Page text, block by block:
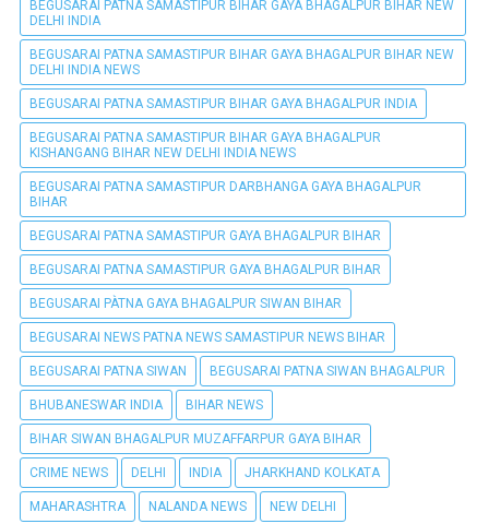
BEGUSARAI PATNA SAMASTIPUR BIHAR GAYA BHAGALPUR BIHAR NEW
DELHI INDIA
BEGUSARAI PATNA SAMASTIPUR BIHAR GAYA BHAGALPUR BIHAR NEW
DELHI INDIA NEWS
BEGUSARAI PATNA SAMASTIPUR BIHAR GAYA BHAGALPUR INDIA
BEGUSARAI PATNA SAMASTIPUR BIHAR GAYA BHAGALPUR
KISHANGANG BIHAR NEW DELHI INDIA NEWS
BEGUSARAI PATNA SAMASTIPUR DARBHANGA GAYA BHAGALPUR
BIHAR
BEGUSARAI PATNA SAMASTIPUR GAYA BHAGALPUR BIHAR
BEGUSARAI PATNA SAMASTIPUR GAYA BHAGALPUR BIHAR
BEGUSARAI PÀTNA GAYA BHAGALPUR SIWAN BIHAR
BEGUSARAI NEWS PATNA NEWS SAMASTIPUR NEWS BIHAR
BEGUSARAI PATNA SIWAN BEGUSARAI PATNA SIWAN BHAGALPUR
BHUBANESWAR INDIA BIHAR NEWS
BIHAR SIWAN BHAGALPUR MUZAFFARPUR GAYA BIHAR
CRIME NEWS DELHI INDIA JHARKHAND KOLKATA
MAHARASHTRA NALANDA NEWS NEW DELHI